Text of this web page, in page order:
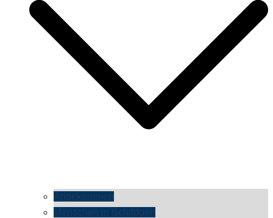
Angekommen
Menschen in Schildgen